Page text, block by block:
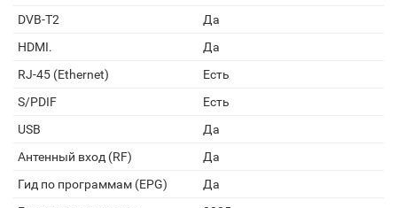
DVB-T2
Да
HDMI.
Да
RJ-45 (Ethernet)
Есть
S/PDIF
Есть
USB
Да
Антенный вход (RF)
Да
Гид по программам (EPG)
Да